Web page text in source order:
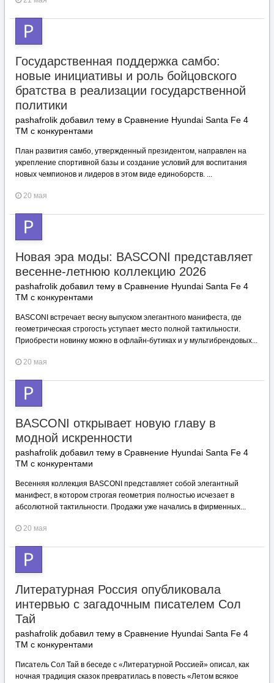
Государственная поддержка самбо:
новые инициативы и роль бойцовского
братства в реализации государственной
политики
pashafrolik добавил тему в Сравнение Hyundai Santa Fe 4
TM с конкурентами
План развития самбо, утвержденный президентом, направлен на
укрепление спортивной базы и создание условий для воспитания
новых чемпионов и лидеров в этом виде единоборств. ...
20 мая
Новая эра моды: BASCONI представляет
весенне-летнюю коллекцию 2026
pashafrolik добавил тему в Сравнение Hyundai Santa Fe 4
TM с конкурентами
BASCONI встречает весну выпуском элегантного манифеста, где
геометрическая строгость уступает место полной тактильности.
Приобрести новинку можно в офлайн-бутиках и у мультибрендовых...
20 мая
BASCONI открывает новую главу в
модной искренности
pashafrolik добавил тему в Сравнение Hyundai Santa Fe 4
TM с конкурентами
Весенняя коллекция BASCONI представляет собой элегантный
манифест, в котором строгая геометрия полностью исчезает в
абсолютной тактильности. Продажи уже начались в фирменных...
20 мая
Литературная Россия опубликовала
интервью с загадочным писателем Сол
Тай
pashafrolik добавил тему в Сравнение Hyundai Santa Fe 4
TM с конкурентами
Писатель Сол Тай в беседе с «Литературной Россией» описал, как
ночная традиция сказок превратилась в повесть «Летом всякое